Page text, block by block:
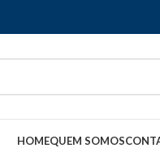
HOMEQUEM SOMOS